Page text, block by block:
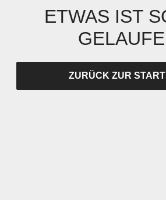
ETWAS IST
ZURÜCK ZUR